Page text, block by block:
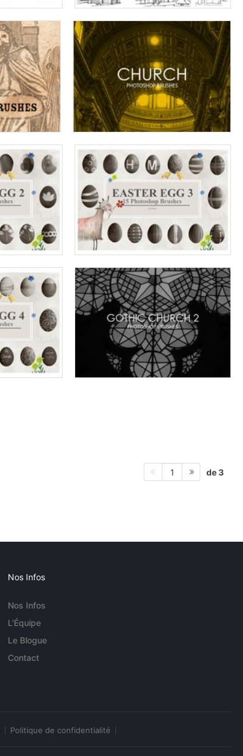
1 de 3
Nos Infos
Nos Infos
L'Équipe
Le Blogue
Contact
Politique de confidentialité